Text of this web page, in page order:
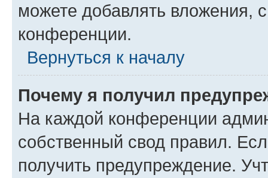
можете добавлять вложения,
конференции.
Вернуться к началу
Почему я получил
На каждой конференции
собственный свод правил.
получить предупреждение.